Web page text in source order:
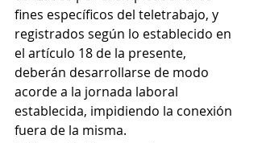
fines específicos del teletrabajo, y
registrados según lo establecido en
el artículo 18 de la presente,
deberán desarrollarse de modo
acorde a la jornada laboral
establecida, impidiendo la conexión
fuera de la misma.